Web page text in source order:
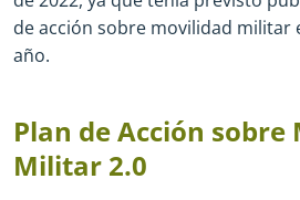
de acción sobre movilidad militar
año.
Plan de Acción
Militar 2.0